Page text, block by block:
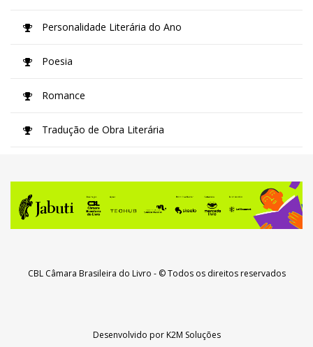
Personalidade Literária do Ano
Poesia
Romance
Tradução de Obra Literária
CBL Câmara Brasileira do Livro - © Todos os direitos reservados
Desenvolvido porK2M Soluções